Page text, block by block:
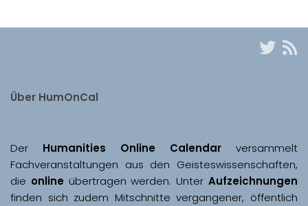
Über HumOnCal
Der Humanities Online Calendar versammelt
Fachveranstaltungen aus den Geisteswissenschaften,
die online übertragen werden. Unter Aufzeichnungen
finden sich zudem Mitschnitte vergangener, öffentlich